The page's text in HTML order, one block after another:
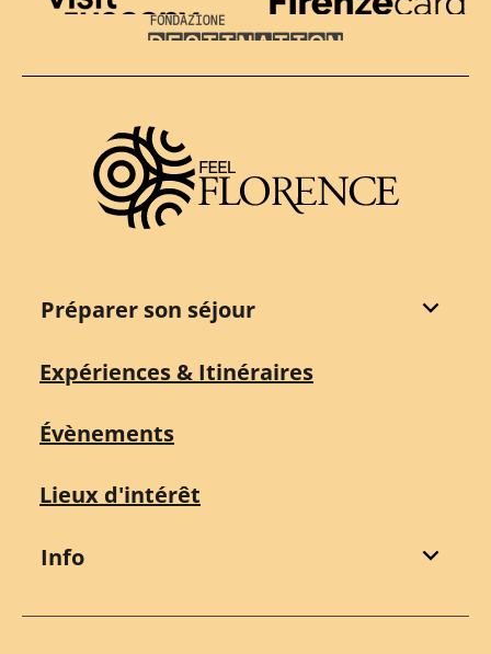
Visit Tuscany
Firenze Card
Destination Florence
Préparer son séjour
Expériences & Itinéraires
Évènements
Lieux d'intérêt
Info